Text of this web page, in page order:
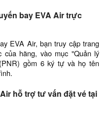
bay EVA Air trực
EVA Air, bạn truy cập trang
hãng, vào mục "Quản lý
gồm 6 ký tự và họ tên
hỗ trợ tư vấn đặt vé tại